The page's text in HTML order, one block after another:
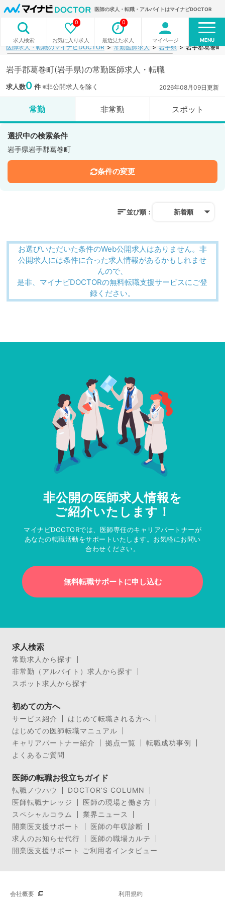
医師の求人・転職・アルバイトはマイナビDOCTOR
求人検索 お気に入り求人
0
最近見た求人
0
マイページ MENU
医師求人・転職のマイナビDOCTOR 常勤医師求人 岩手県 岩手郡葛巻町
岩手郡葛巻町(岩手県)の常勤医師求人・転職
求人数0 件※非公開求人を除く 2026年08月09日更新
常勤 非常勤 スポット
選択中の検索条件
岩手県岩手郡葛巻町
条件の変更
並び順： 新着順
お選びいただいた条件のWeb公開求人はありません。非
公開求人には条件に合った求人情報があるかもしれませ
んので、
是非、マイナビDOCTORの無料転職支援サービスにご登
録ください。
非公開の医師求人情報を
ご紹介いたします！
マイナビDOCTORでは、医師専任のキャリアパートナーが
あなたの転職活動をサポートいたします。お気軽にお問い
合わせください。
無料転職サポートに申し込む
求人検索
常勤求人から探す
非常勤（アルバイト）求人から探す
スポット求人から探す
初めての方へ
サービス紹介
はじめて転職される方へ
はじめての医師転職マニュアル
キャリアパートナー紹介
拠点一覧
転職成功事例
よくあるご質問
医師の転職お役立ちガイド
転職ノウハウ
DOCTOR’S COLUMN
医師転職ナレッジ
医師の現場と働き方
スペシャルコラム
業界ニュース
開業医支援サポート
医師の年収診断
求人のお知らせ代行
医師の職場カルテ
開業医支援サポート ご利用者インタビュー
会社概要 利用規約